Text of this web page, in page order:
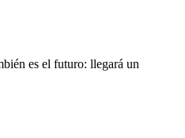
es el futuro: llegará un